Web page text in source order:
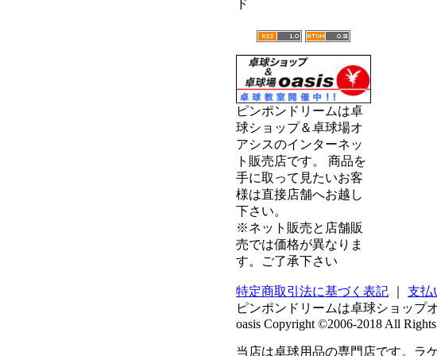
ド
ピンポンドリームは卓
球ショップ＆卓球場オ
アシスのインターネッ
ト販売店です。 商品を
手に取って見たいお客
様は直接店舗へお越し
下さい。
※ネット販売と店舗販
売では価格が異なりま
す。ご了承下さい
特定商取引法に基づく表記 支払
ピンポンドリームは卓球ショップ
oasis Copyright ©2006-2018 All Rights
当店は卓球用品の専門店です。ラ